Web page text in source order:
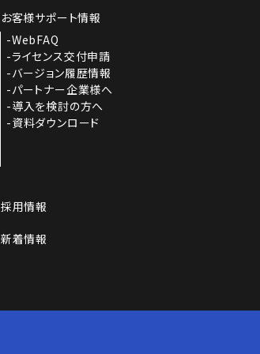
お客様サポート情報
WebFAQ
ライセンス交付申請
バージョン履歴情報
パートナー企業様へ
導入を検討の方へ
資料ダウンロード
採用情報
新着情報